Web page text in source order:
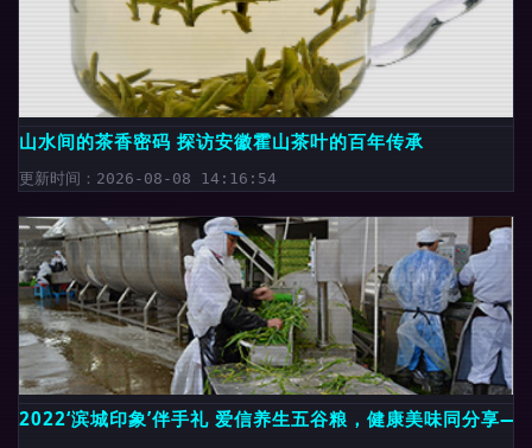
山水间的茶香密码 探访安徽霍山茶叶的百年传承
更新时间：2026-08-08 14:16:54
2022‘滨城印象’伴手礼 爱信养生五谷粮，健康美味同分享